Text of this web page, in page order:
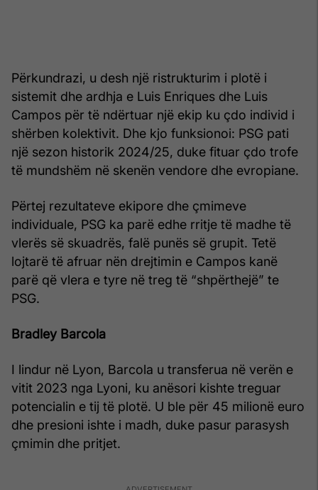
Përkundrazi, u desh një ristrukturim i plotë i
sistemit dhe ardhja e Luis Enriques dhe Luis
Campos për të ndërtuar një ekip ku çdo individ i
shërben kolektivit. Dhe kjo funksionoi: PSG pati
një sezon historik 2024/25, duke fituar çdo trofe
të mundshëm në skenën vendore dhe evropiane.
Përtej rezultateve ekipore dhe çmimeve
individuale, PSG ka parë edhe rritje të madhe të
vlerës së skuadrës, falë punës së grupit. Tetë
lojtarë të afruar nën drejtimin e Campos kanë
parë që vlera e tyre në treg të “shpërthejë” te
PSG.
Bradley Barcola
I lindur në Lyon, Barcola u transferua në verën e
vitit 2023 nga Lyoni, ku anësori kishte treguar
potencialin e tij të plotë. U ble për 45 milionë euro
dhe presioni ishte i madh, duke pasur parasysh
çmimin dhe pritjet.